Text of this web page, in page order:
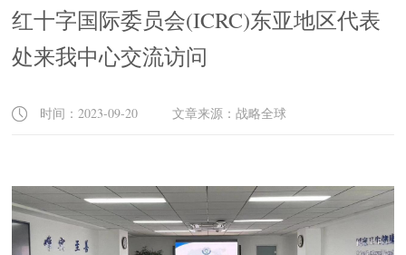
红十字国际委员会(ICRC)东亚地区代表
处来我中心交流访问
时间：2023-09-20 文章来源：战略全球